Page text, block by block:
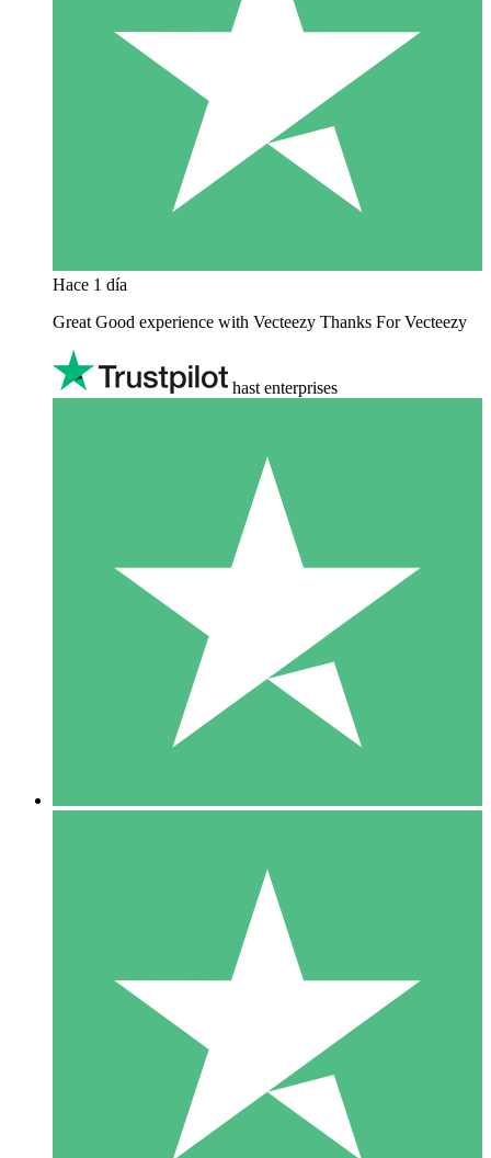
Hace 1 día
Great Good experience with Vecteezy Thanks For Vecteezy
hast enterprises